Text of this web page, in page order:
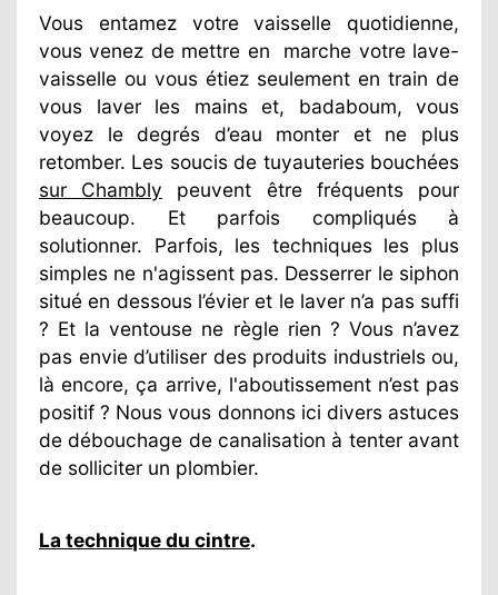
Vous entamez votre vaisselle quotidienne,
vous venez de mettre en
marche votre lave-
vaisselle ou vous étiez seulement en train de
vous laver les mains et, badaboum, vous
voyez le degrés d’eau monter et ne plus
retomber. Les soucis de tuyauteries bouchées
sur Chambly peuvent être fréquents pour
beaucoup. Et parfois compliqués à
solutionner. Parfois, les techniques les plus
simples ne n'agissent pas. Desserrer le siphon
situé en dessous l’évier et le laver n’a pas suffi
? Et la ventouse ne règle rien ? Vous n’avez
pas envie d’utiliser des produits industriels ou,
là encore, ça arrive, l'aboutissement n’est pas
positif ? Nous vous donnons ici divers astuces
de débouchage de canalisation à tenter avant
de solliciter un plombier.
La technique du cintre.